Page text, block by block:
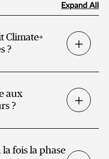
Expand All
Climate+
?
aux
?
fois la phase